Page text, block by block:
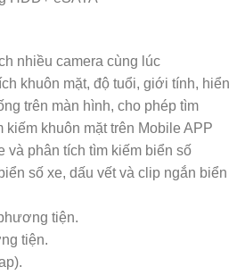
nhiều camera cùng lúc
khuôn mặt, độ tuổi, giới tính, hiển
trên màn hình, cho phép tìm
kiếm khuôn mặt trên Mobile APP
và phân tích tìm kiếm biển số
số xe, dấu vết và clip ngắn biển
tiện.
tiện.